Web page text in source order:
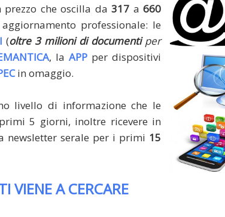
che oscilla da317 a660
professionale: le
(oltre 3 milioni di documentiper
, la APP per dispositivi
in omaggio.
livello di informazione che le
5 giorni, inoltre ricevere in
newsletter serale per i primi 15
VIENE A CERCARE